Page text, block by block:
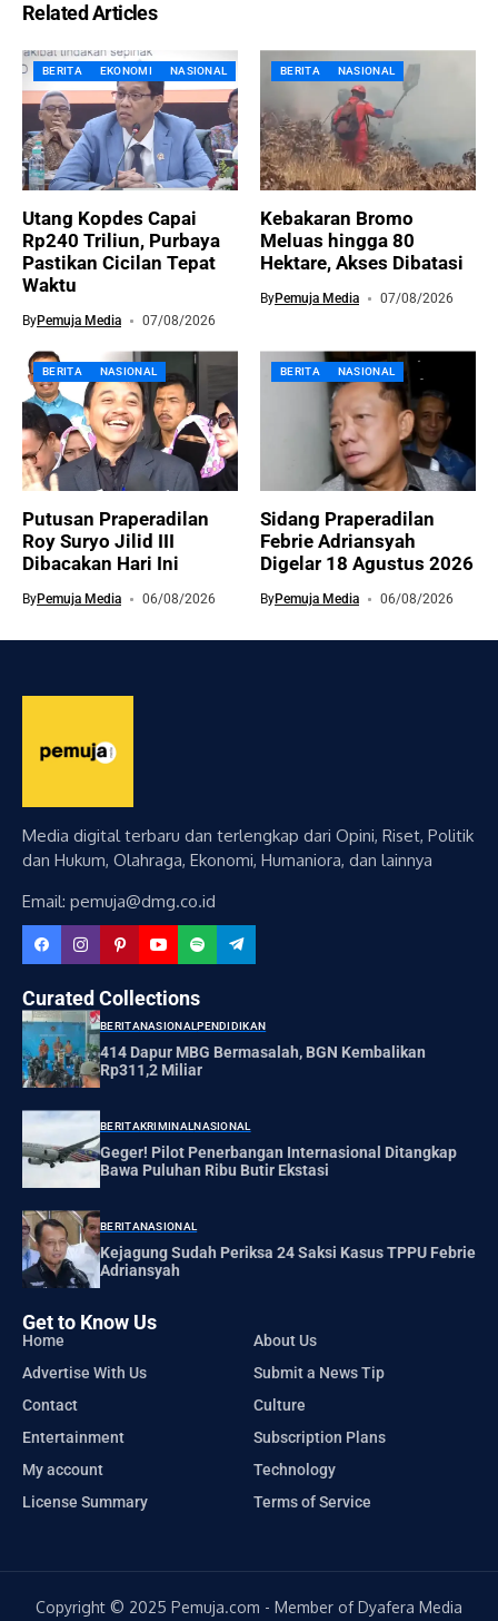
Related Articles
BERITA EKONOMI NASIONAL
Utang Kopdes Capai
Rp240 Triliun, Purbaya
Pastikan Cicilan Tepat
Waktu
ByPemuja Media 07/08/2026
BERITA NASIONAL
Kebakaran Bromo
Meluas hingga 80
Hektare, Akses Dibatasi
ByPemuja Media 07/08/2026
BERITA NASIONAL
Putusan Praperadilan
Roy Suryo Jilid III
Dibacakan Hari Ini
ByPemuja Media 06/08/2026
BERITA NASIONAL
Sidang Praperadilan
Febrie Adriansyah
Digelar 18 Agustus 2026
ByPemuja Media 06/08/2026
Media digital terbaru dan terlengkap dari Opini, Riset, Politik
dan Hukum, Olahraga, Ekonomi, Humaniora, dan lainnya
Email: pemuja@dmg.co.id
Curated Collections
BERITANASIONALPENDIDIKAN
414 Dapur MBG Bermasalah, BGN Kembalikan
Rp311,2 Miliar
BERITAKRIMINALNASIONAL
Geger! Pilot Penerbangan Internasional Ditangkap
Bawa Puluhan Ribu Butir Ekstasi
BERITANASIONAL
Kejagung Sudah Periksa 24 Saksi Kasus TPPU Febrie
Adriansyah
Get to Know Us
Home
About Us
Advertise With Us
Submit a News Tip
Contact
Culture
Entertainment
Subscription Plans
My account
Technology
License Summary
Terms of Service
Copyright © 2025 Pemuja.com - Member of Dyafera Media